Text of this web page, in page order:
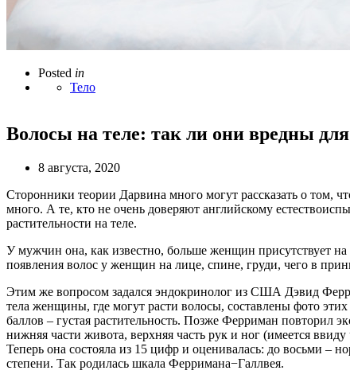
Posted in
Тело
Волосы на теле: так ли они вредны
8 августа, 2020
Сторонники теории Дарвина много могут рассказать о том,
много. А те, кто не очень доверяют английскому
растительности на теле.
У мужчин она, как известно, больше женщин присутствует
появления волос у женщин на лице, спине, груди, чего в
Этим же вопросом задался эндокринолог из США Дэвид
тела женщины, где могут расти волосы, составлены фото
баллов – густая растительность. Позже Ферриман повторил
нижняя части живота, верхняя часть рук и ног (имеется
Теперь она состояла из 15 цифр и оценивалась: до восьми –
степени. Так родилась шкала Ферримана−Галлвея.